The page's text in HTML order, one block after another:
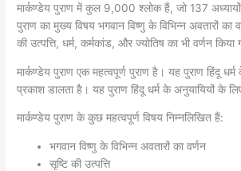
मार्कण्डेय पुराण में कुल 9,000 श्लोक हैं, जो 137
पुराण का मुख्य विषय भगवान विष्णु के विभिन्न अवतारों का
की उत्पत्ति, धर्म, कर्मकांड, और ज्योतिष का भी वर्णन किया
मार्कण्डेय पुराण एक महत्वपूर्ण पुराण है। यह पुराण हिंदू
प्रकाश डालता है। यह पुराण हिंदू धर्म के अनुयायियों के
मार्कण्डेय पुराण के कुछ महत्वपूर्ण विषय निम्नलिखित हैं:
भगवान विष्णु के विभिन्न अवतारों का वर्णन
सृष्टि की उत्पत्ति